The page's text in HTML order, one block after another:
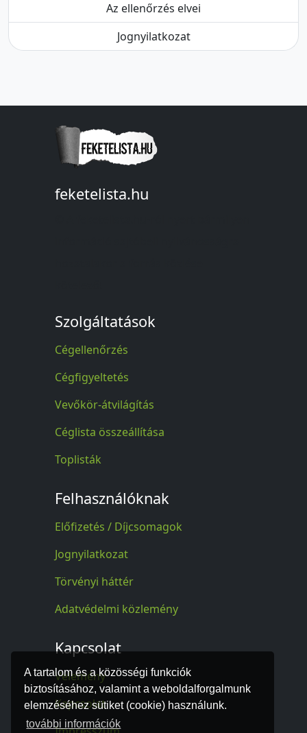
A tartalom és a közösségi funkciók
biztosításához, valamint a weboldalforgalmunk
elemzéséhez sütiket (cookie) használunk.
további információk
Az ellenőrzés elvei
Jognyilatkozat
feketelista.hu
Szolgáltatások
Cégellenőrzés
Cégfigyeltetés
Vevőkör-átvilágítás
Céglista összeállítása
Toplisták
Felhasználóknak
Előfizetés / Díjcsomagok
Jognyilatkozat
Törvényi háttér
Adatvédelmi közlemény
Kapcsolat
Vélemény
Kapcsolat